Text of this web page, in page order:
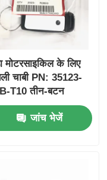
मोटरसाइकिल के लिए
चाबी PN: 35123-
T10 तीन-बटन
रिमोट कार की
जांच भेजें